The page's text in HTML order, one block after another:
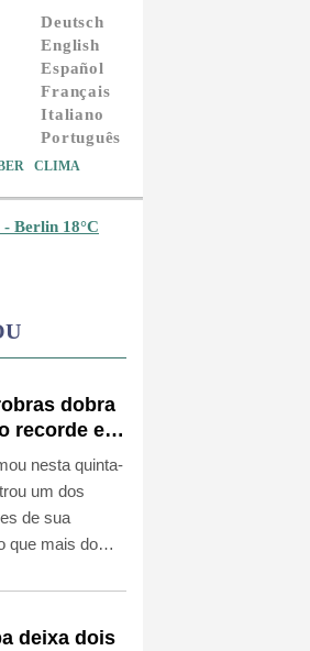
Deutsch
English
Español
Français
Italiano
Português
CLIMA
Berlin 18°C
dobra
recorde e
nesta quinta-
um dos
de sua
que mais do
pelos preços
em meio à
deixa dois